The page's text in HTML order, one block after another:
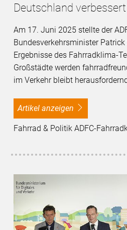
Deutschland
Am 17. Juni 2025 stellte der
Bundesverkehrsminister Patrick
Ergebnisse des Fahrradklima-
Großstädte werden
im Verkehr bleibt
Artikel anzeigen
Fahrrad & Politik ADFC-